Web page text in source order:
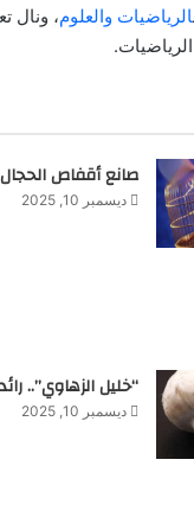
الرياضيات والعلوم، ونال
صانع أقفاص
ديسمبر 10, 2025
“خليل الزهاوي”..
ديسمبر 10, 2025